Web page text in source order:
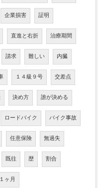
企業損害 証明
直進と右折 治療期間
請求 難しい 内臓
１４級９号 交差点
決め方 誰が決める
ロードバイク バイク事故
任意保険 無過失
既往 歴 割合
１ヶ月